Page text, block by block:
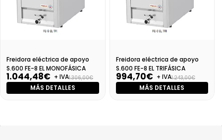
Freidora eléctrica de apoyo
S.600 FE-8 EL MONOFÁSICA
1.044,48€ + IVA1.306,00€
MÁS DETALLES
Freidora eléctrica de apoyo
S.600 FE-8 EL TRIFÁSICA
994,70€ + IVA1.243,00€
MÁS DETALLES